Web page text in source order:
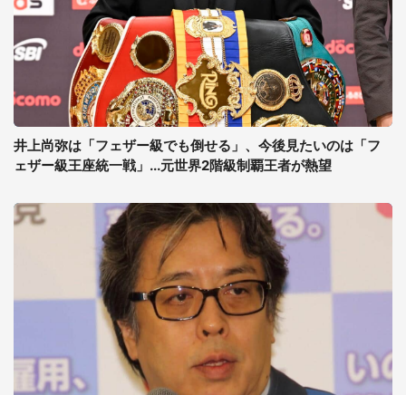
井上尚弥は「フェザー級でも倒せる」、今後見たいのは「フ
ェザー級王座統一戦」...元世界2階級制覇王者が熱望